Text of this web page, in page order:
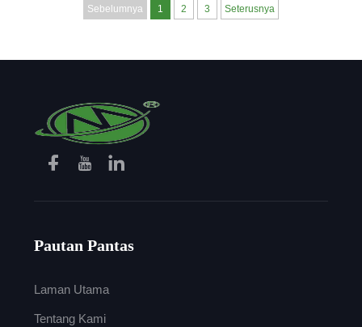
Pekerjaan Bomba
Sebelumnya 1 2 3 Seterusnya
Pautan Pantas
Laman Utama
Tentang Kami